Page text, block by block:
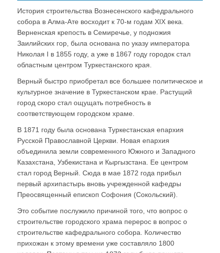
История строительства Вознесенского кафедрального
собора в Алма-Ате восходит к 70-м годам XIX века.
Верненская крепость в Семиречье, у подножия
Заилийских гор, была основана по указу императора
Николая I в 1855 году, а уже в 1867 году городок стал
областным центром Туркестанского края.
Верный быстро приобретал все большее политическое и
культурное значение в Туркестанском крае. Растущий
город скоро стал ощущать потребность в
соответствующем городском храме.
В 1871 году была основана Туркестанская епархия
Русской Православной Церкви. Новая епархия
объединила земли современного Южного и Западного
Казахстана, Узбекистана и Кыргызстана. Ее центром
стал город Верный. Сюда в мае 1872 года прибыл
первый архипастырь вновь учрежденной кафедры
Преосвященный епископ Софония (Сокольский).
Это событие послужило причиной того, что вопрос о
строительстве городского храма перерос в вопрос о
строительстве кафедрального собора. Количество
прихожан к этому времени уже составляло 1800